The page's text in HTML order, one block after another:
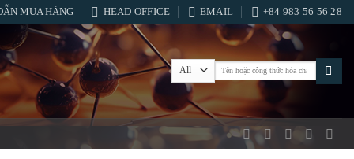
MUA HÀNG HEAD OFFICE EMAIL +84 983 56 56 28
Tìm
kiếm: